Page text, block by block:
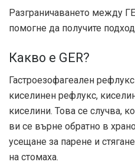
Разграничаването между
помогне да получите
Какво е GER?
Гастроезофагеален
киселинен рефлукс,
киселини. Това се случва,
ви се върне обратно в
усещане за парене и
на стомаха.